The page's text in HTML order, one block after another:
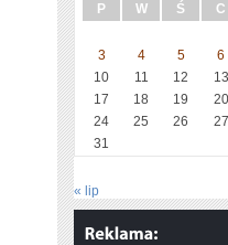
P W Ś C
3
4 5 6
10
11 12 13
17
18 19 20
24
25 26 27
31
« lip